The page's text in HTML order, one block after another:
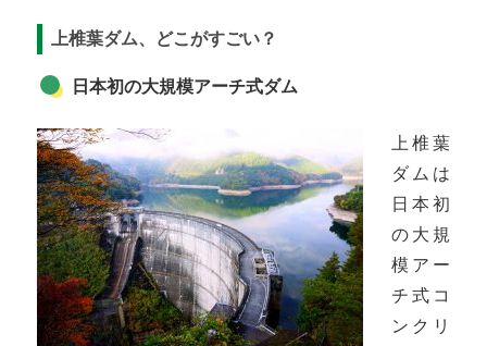
上椎葉ダム、どこがすごい？
日本初の大規模アーチ式ダム
上椎葉
ダムは
日本初
の大規
模アー
チ式コ
ンクリ